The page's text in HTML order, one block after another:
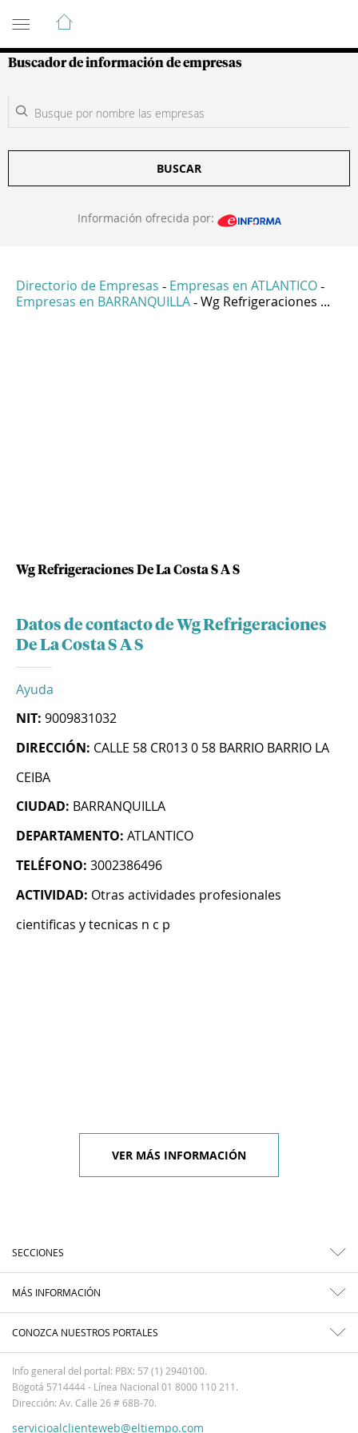
Guía de Empresas Colombianas
Buscador de información de empresas
BUSCAR
Información ofrecida por:
Directorio de Empresas - Empresas en ATLANTICO -
Empresas en BARRANQUILLA - Wg Refrigeraciones ...
Wg Refrigeraciones De La Costa S A S
Datos de contacto de Wg Refrigeraciones
De La Costa S A S
Ayuda
NIT: 9009831032
DIRECCIÓN: CALLE 58 CR013 0 58 BARRIO BARRIO LA
CEIBA
CIUDAD: BARRANQUILLA
DEPARTAMENTO: ATLANTICO
TELÉFONO: 3002386496
ACTIVIDAD: Otras actividades profesionales
cientificas y tecnicas n c p
VER MÁS INFORMACIÓN
SECCIONES
MÁS INFORMACIÓN
CONOZCA NUESTROS PORTALES
Info general del portal: PBX: 57 (1) 2940100.
Bogotá 5714444 - Línea Nacional 01 8000 110 211.
Dirección: Av. Calle 26 # 68B-70.
servicioalclienteweb@eltiempo.com